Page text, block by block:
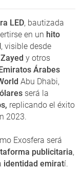
LED, bautizada
en un hito
, visible desde
y otros
Árabes
Abu Dhabi,
será la
replicando el éxito
2023.
Exosfera será
publicitaria,
identidad emiratí.